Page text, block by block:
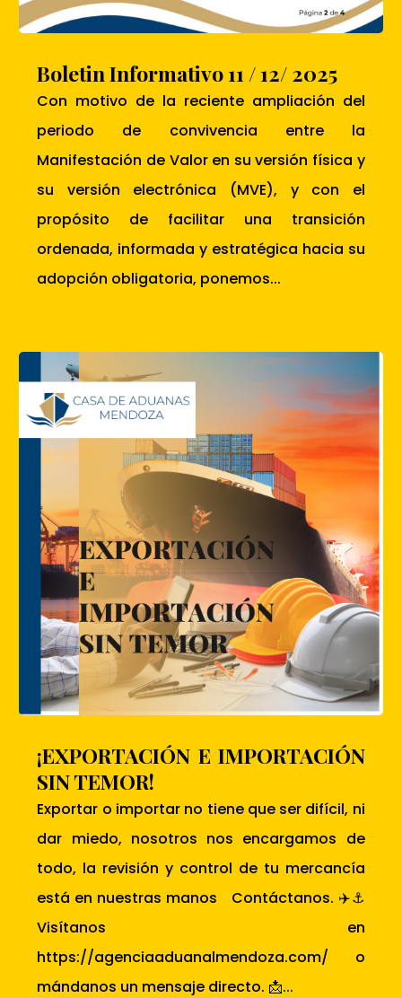
Boletin Informativo 11 / 12/ 2025
Con motivo de la reciente ampliación del
periodo de convivencia entre la
Manifestación de Valor en su versión física y
su versión electrónica (MVE), y con el
propósito de facilitar una transición
ordenada, informada y estratégica hacia su
adopción obligatoria, ponemos...
¡EXPORTACIÓN E IMPORTACIÓN
SIN TEMOR!
Exportar o importar no tiene que ser difícil, ni
dar miedo, nosotros nos encargamos de
todo, la revisión y control de tu mercancía
está en nuestras manos Contáctanos. ✈️⚓
Visítanos en
https://agenciaaduanalmendoza.com/ o
mándanos un mensaje directo. 📩...